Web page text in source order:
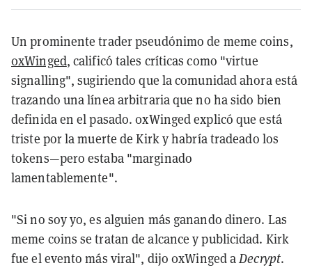
Un prominente trader pseudónimo de meme coins,
0xWinged, calificó tales críticas como "virtue
signalling", sugiriendo que la comunidad ahora está
trazando una línea arbitraria que no ha sido bien
definida en el pasado. 0xWinged explicó que está
triste por la muerte de Kirk y habría tradeado los
tokens—pero estaba "marginado
lamentablemente".
"Si no soy yo, es alguien más ganando dinero. Las
meme coins se tratan de alcance y publicidad. Kirk
fue el evento más viral", dijo 0xWinged aDecrypt.